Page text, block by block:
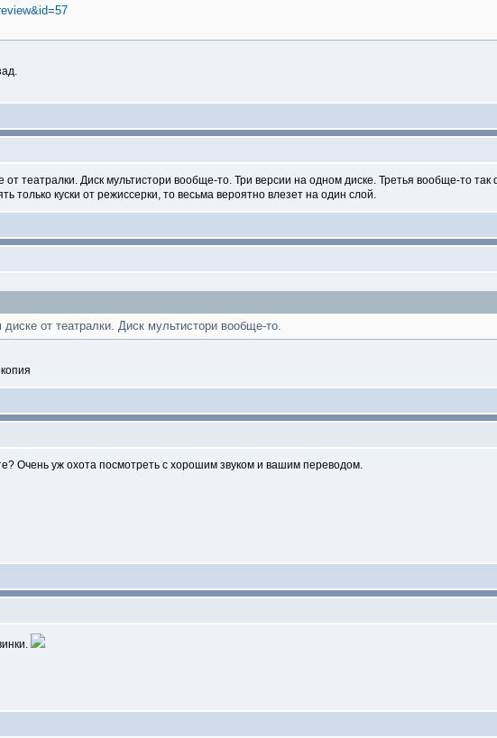
от театралки. Диск мультистори вообще-то. Три версии на одном диске. Третья вообще-то
только куски от режиссерки, то весьма вероятно влезет на один слой.
от театралки. Диск мультистори вообще-то.
Очень уж охота посмотреть с хорошим звуком и вашим переводом.